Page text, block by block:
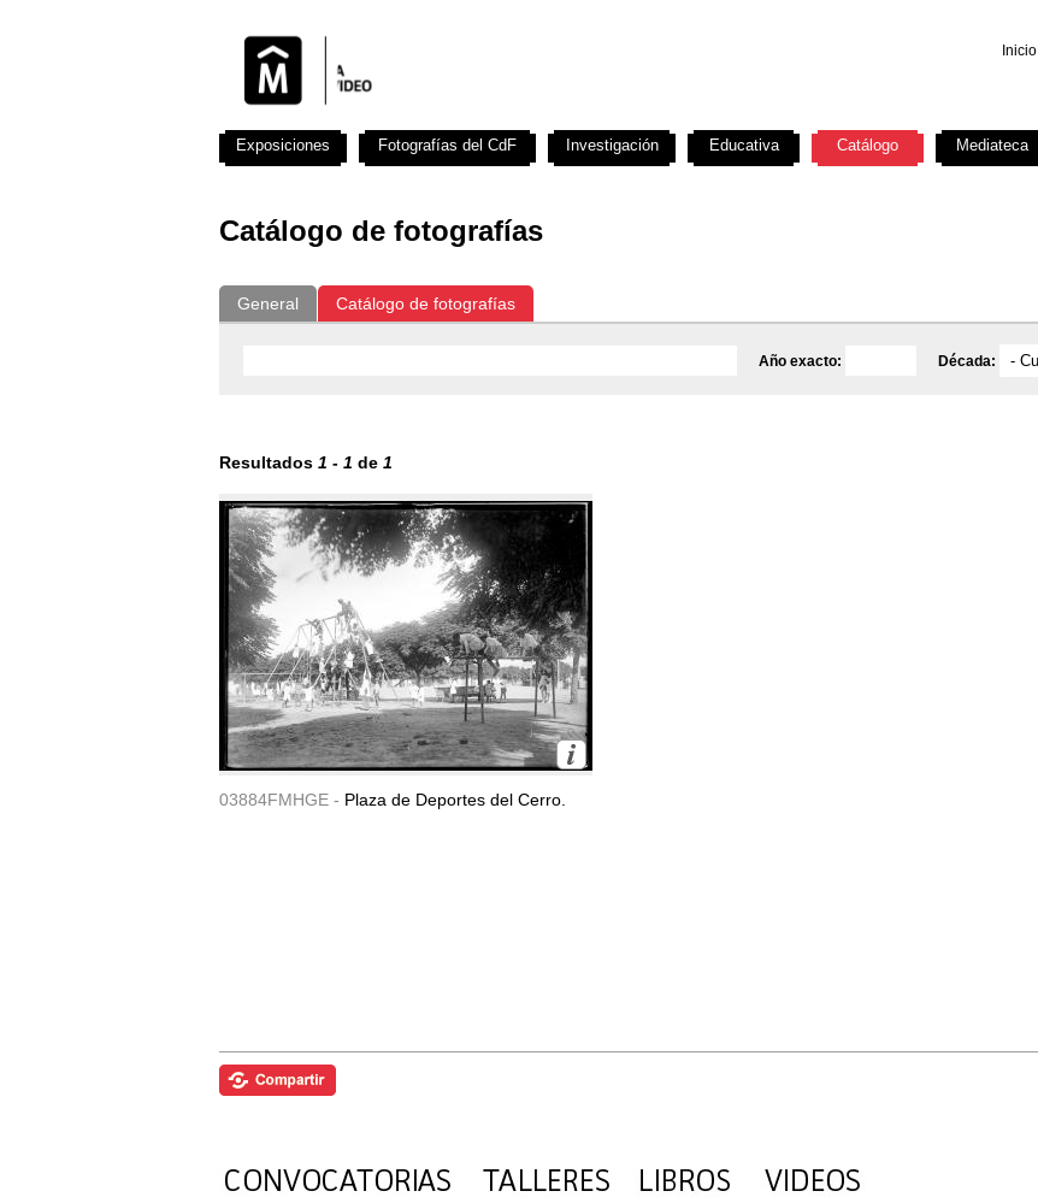
Inicio
Catálogo de fotografías
General Catálogo de fotografías
Año exacto: Década:
Resultados 1 - 1 de 1
03884FMHGE - Plaza de Deportes del Cerro.
Exposiciones Fotografías del CdF Investigación Educativa Catálogo Mediateca